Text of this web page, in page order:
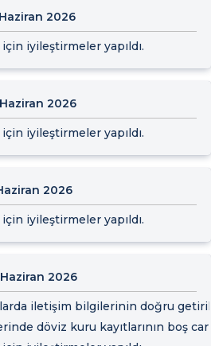
2026
iyileştirmeler yapıldı.
2026
iyileştirmeler yapıldı.
2026
iyileştirmeler yapıldı.
2026
iletişim bilgilerinin doğru
döviz kuru kayıtlarının boş